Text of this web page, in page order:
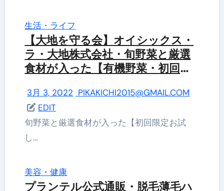
生活・ライフ
【大地を守る会】オイシックス・
ラ・大地株式会社・旬野菜と厳選
食材が入った【有機野菜・初回限
3月 3, 2022 PIKAKICHI2015@GMAIL.COM
EDIT
旬野菜と厳選食材が入った【初回限定お試
し…
美容・健康
プランテル公式通販・脱毛薄毛ハ